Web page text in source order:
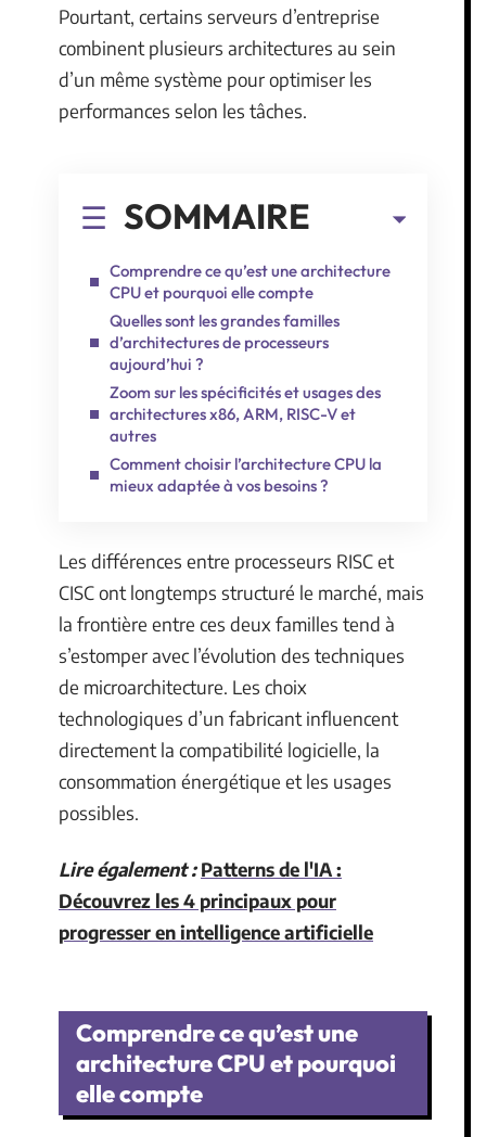
Pourtant, certains serveurs d’entreprise
combinent plusieurs architectures au sein
d’un même système pour optimiser les
performances selon les tâches.
SOMMAIRE
Comprendre ce qu’est une architecture
CPU et pourquoi elle compte
Quelles sont les grandes familles
d’architectures de processeurs
aujourd’hui ?
Zoom sur les spécificités et usages des
architectures x86, ARM, RISC-V et
autres
Comment choisir l’architecture CPU la
mieux adaptée à vos besoins ?
Les différences entre processeurs RISC et
CISC ont longtemps structuré le marché, mais
la frontière entre ces deux familles tend à
s’estomper avec l’évolution des techniques
de microarchitecture. Les choix
technologiques d’un fabricant influencent
directement la compatibilité logicielle, la
consommation énergétique et les usages
possibles.
Lire également : Patterns de l'IA :
Découvrez les 4 principaux pour
progresser en intelligence artificielle
Comprendre ce qu’est une
architecture CPU et pourquoi
elle compte